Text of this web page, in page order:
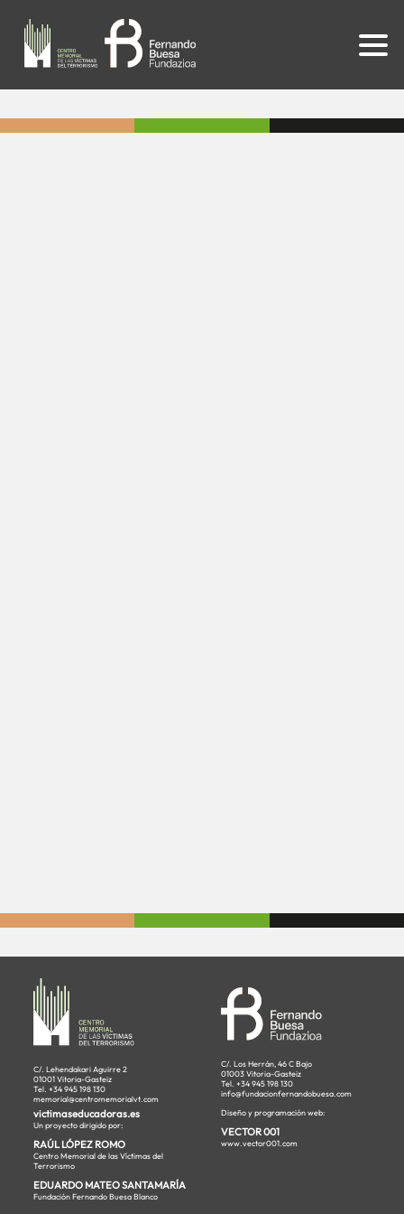
C/. Lehendakari Aguirre 2
01001 Vitoria-Gasteiz
Tel. +34 945 198 130
memorial@centromemorialvt.com
C/. Los Herrán, 46 C Bajo
01003 Vitoria-Gasteiz
Tel. +34 945 198 130
info@fundacionfernandobuesa.com
victimaseducadoras.es
Un proyecto dirigido por:
RAÚL LÓPEZ ROMO
Centro Memorial de las Víctimas del
Terrorismo
EDUARDO MATEO SANTAMARÍA
Fundación Fernando Buesa Blanco
Diseño y programación web:
VECTOR 001
www.vector001.com